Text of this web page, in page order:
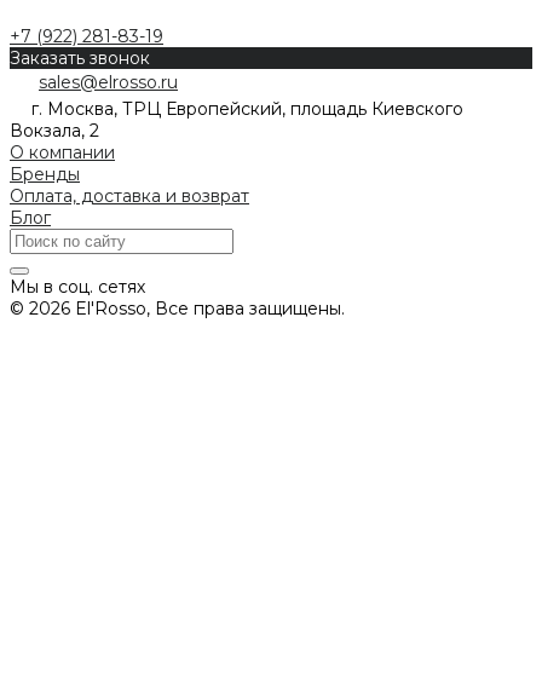
+7 (922) 281-83-19
Заказать звонок
sales@elrosso.ru
г. Москва, ТРЦ Европейский, площадь Киевского
Вокзала, 2
О компании
Бренды
Оплата, доставка и возврат
Блог
Мы в соц. сетях
© 2026 El'Rosso, Все права защищены.